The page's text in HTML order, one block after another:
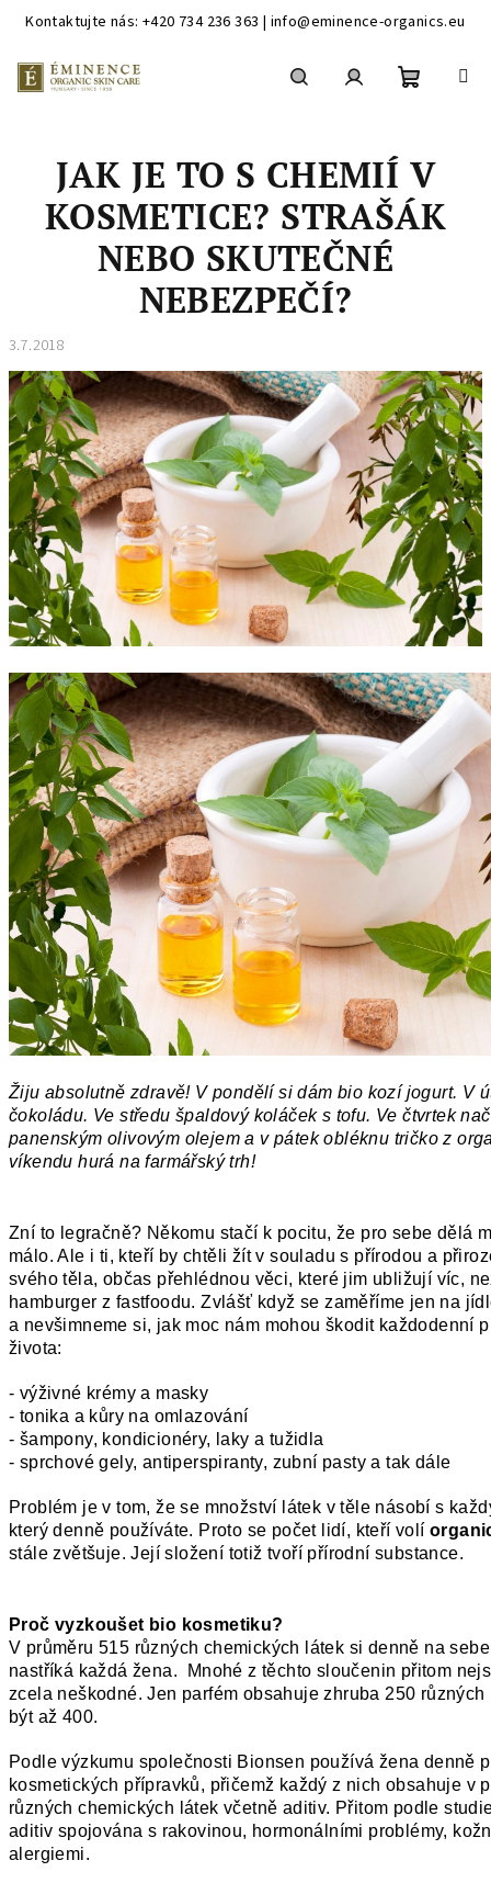
Kontaktujte nás: +420 734 236 363 | info@eminence-organics.eu
obsah
košík
JAK JE TO S CHEMIÍ V
KOSMETICE? STRAŠÁK
NEBO SKUTEČNÉ
NEBEZPEČÍ?
3.7.2018
Žiju absolutně zdravě! V pondělí si dám bio kozí jogurt. V
čokoládu. Ve středu špaldový koláček s tofu. Ve čtvrtek
panenským olivovým olejem a v pátek obléknu tričko z
víkendu hurá na farmářský trh!
Zní to legračně? Někomu stačí k pocitu, že pro sebe dělá
málo. Ale i ti, kteří by chtěli žít v souladu s přírodou a
svého těla, občas přehlédnou věci, které jim ubližují víc,
hamburger z fastfoodu. Zvlášť když se zaměříme jen na
a nevšimneme si, jak moc nám mohou škodit každodenní
života:
- výživné krémy a masky
- tonika a kůry na omlazování
- šampony, kondicionéry, laky a tužidla
- sprchové gely, antiperspiranty, zubní pasty a tak dále
Problém je v tom, že se množství látek v těle násobí s
který denně používáte. Proto se počet lidí, kteří volí
stále zvětšuje. Její složení totiž tvoří přírodní substance.
Proč vyzkoušet bio kosmetiku?
V průměru 515 různých chemických látek si denně na
nastříká každá žena. Mnohé z těchto sloučenin přitom
zcela neškodné. Jen parfém obsahuje zhruba 250
být až 400.
Podle výzkumu společnosti Bionsen používá žena denně
kosmetických přípravků, přičemž každý z nich obsahuje v
různých chemických látek včetně aditiv. Přitom podle
aditiv spojována s rakovinou, hormonálními problémy,
alergiemi.